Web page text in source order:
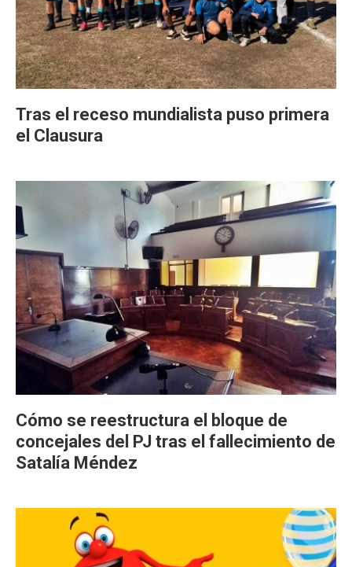
Tras el receso mundialista puso primera
el Clausura
Cómo se reestructura el bloque de
concejales del PJ tras el fallecimiento de
Satalía Méndez